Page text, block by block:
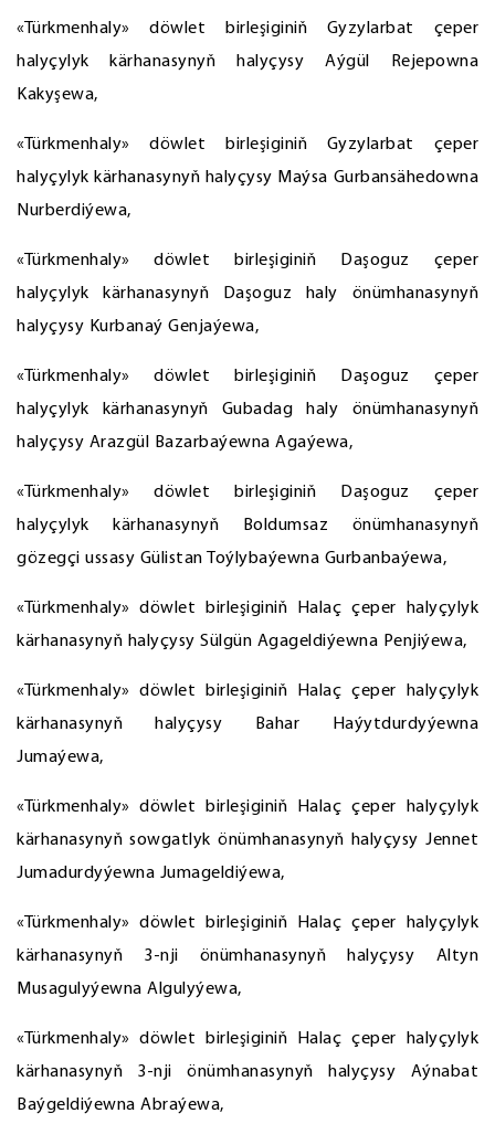
«Türkmenhaly» döwlet birleşiginiň Gyzylarbat çeper
halyçylyk kärhanasynyň halyçysy Aýgül Rejepowna
Kakyşewa,
«Türkmenhaly» döwlet birleşiginiň Gyzylarbat çeper
halyçylyk kärhanasynyň halyçysy Maýsa Gurbansähedowna
Nurberdiýewa,
«Türkmenhaly» döwlet birleşiginiň Daşoguz çeper
halyçylyk kärhanasynyň Daşoguz haly önümhanasynyň
halyçysy Kurbanaý Genjaýewa,
«Türkmenhaly» döwlet birleşiginiň Daşoguz çeper
halyçylyk kärhanasynyň Gubadag haly önümhanasynyň
halyçysy Arazgül Bazarbaýewna Agaýewa,
«Türkmenhaly» döwlet birleşiginiň Daşoguz çeper
halyçylyk kärhanasynyň Boldumsaz önümhanasynyň
gözegçi ussasy Gülistan Toýlybaýewna Gurbanbaýewa,
«Türkmenhaly» döwlet birleşiginiň Halaç çeper halyçylyk
kärhanasynyň halyçysy Sülgün Agageldiýewna Penjiýewa,
«Türkmenhaly» döwlet birleşiginiň Halaç çeper halyçylyk
kärhanasynyň halyçysy Bahar Haýytdurdyýewna
Jumaýewa,
«Türkmenhaly» döwlet birleşiginiň Halaç çeper halyçylyk
kärhanasynyň sowgatlyk önümhanasynyň halyçysy Jennet
Jumadurdyýewna Jumageldiýewa,
«Türkmenhaly» döwlet birleşiginiň Halaç çeper halyçylyk
kärhanasynyň 3-nji önümhanasynyň halyçysy Altyn
Musagulyýewna Algulyýewa,
«Türkmenhaly» döwlet birleşiginiň Halaç çeper halyçylyk
kärhanasynyň 3-nji önümhanasynyň halyçysy Aýnabat
Baýgeldiýewna Abraýewa,